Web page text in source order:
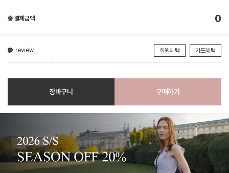
총 결제금액 0
review 회원혜택 카드혜택
장바구니 구매하기